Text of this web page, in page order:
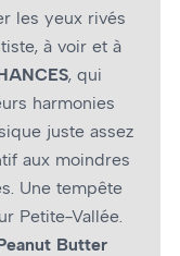
les yeux rivés
à voir et à
, qui
harmonies
juste assez
aux moindres
Une tempête
Petite-Vallée.
Butter